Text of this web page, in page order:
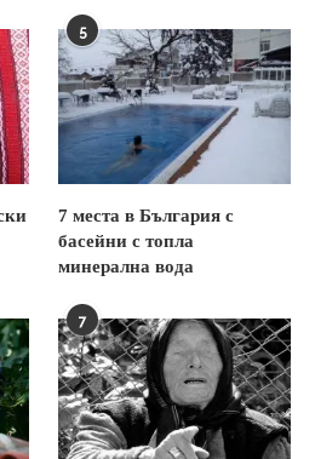
5
7 места в България с
басейни с топла
минерална вода
7